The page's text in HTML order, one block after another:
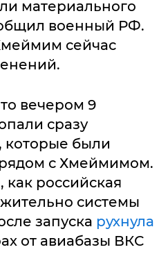
материального
военный РФ.
сейчас
вечером 9
сразу
которые были
с Хмеймимом.
российская
системы
запуска рухнула
от авиабазы ВКС